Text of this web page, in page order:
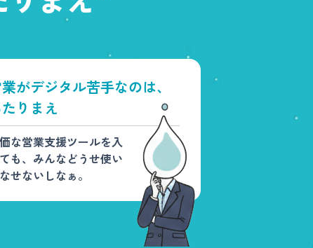
がデジタル苦手なのは、
りまえ
な営業支援ツールを入
も、みんなどうせ使い
せないしなぁ。